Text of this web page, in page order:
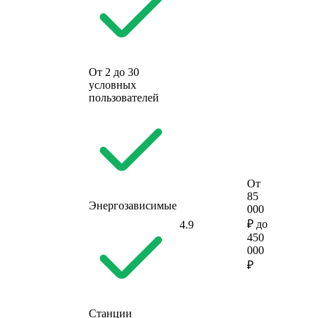
От 2 до 30
условных
пользователей
Энергозависимые
Станции
4.9
От
85
000
₽ до
450
000
₽